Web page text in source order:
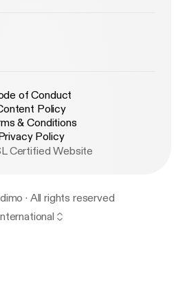
of Conduct
Policy
& Conditions
Policy
Certified Website
· All rights reserved